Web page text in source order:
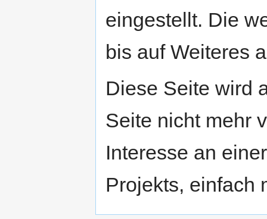
eingestellt. Die
bis auf Weiteres
Diese Seite wird
Seite nicht mehr
Interesse an
Projekts, einfach